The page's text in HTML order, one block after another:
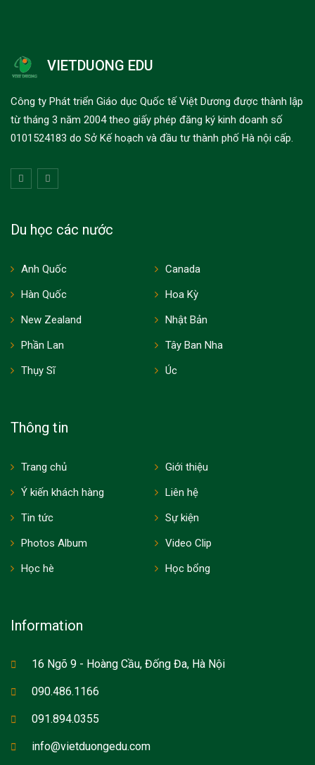
VIETDUONG EDU
Công ty Phát triển Giáo dục Quốc tế Việt Dương được thành lập
từ tháng 3 năm 2004 theo giấy phép đăng ký kinh doanh số
0101524183 do Sở Kế hoạch và đầu tư thành phố Hà nội cấp.
Du học các nước
Anh Quốc
Canada
Hàn Quốc
Hoa Kỳ
New Zealand
Nhật Bản
Phần Lan
Tây Ban Nha
Thụy Sĩ
Úc
Thông tin
Trang chủ
Giới thiệu
Ý kiến khách hàng
Liên hệ
Tin tức
Sự kiện
Photos Album
Video Clip
Học hè
Học bổng
Information
16 Ngõ 9 - Hoàng Cầu, Đống Đa, Hà Nội
090.486.1166
091.894.0355
info@vietduongedu.com